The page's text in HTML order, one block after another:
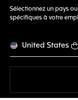
Sélectionnez un pays
spécifiques à votre
United States